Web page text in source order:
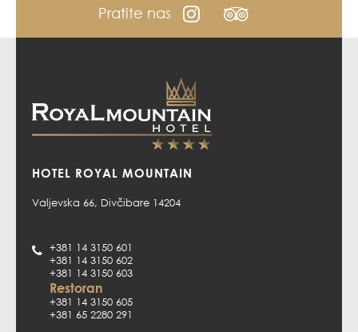
Pratite nas
HOTEL ROYAL MOUNTAIN
Valjevska 66, Divčibare 14204
+381 14 3150 601
+381 14 3150 602
+381 14 3150 603
Restoran
+381 14 3150 605
+381 65 2280 291